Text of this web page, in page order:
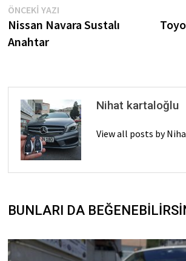
Yazı
gezinmesi
ÖNCEKI YAZI
yazı
Nissan Navara Sustalı
Anahtar
Nihat kartaloğlu
View all posts by
BUNLARI DA